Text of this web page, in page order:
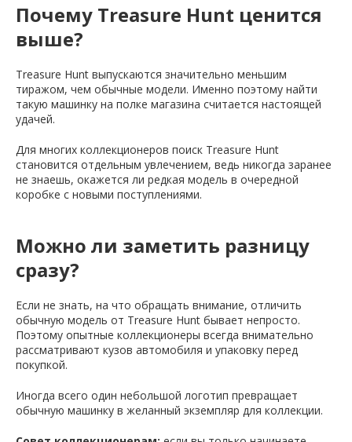
Почему Treasure Hunt ценится
выше?
Treasure Hunt выпускаются значительно меньшим
тиражом, чем обычные модели. Именно поэтому найти
такую машинку на полке магазина считается настоящей
удачей.
Для многих коллекционеров поиск Treasure Hunt
становится отдельным увлечением, ведь никогда заранее
не знаешь, окажется ли редкая модель в очередной
коробке с новыми поступлениями.
Можно ли заметить разницу
сразу?
Если не знать, на что обращать внимание, отличить
обычную модель от Treasure Hunt бывает непросто.
Поэтому опытные коллекционеры всегда внимательно
рассматривают кузов автомобиля и упаковку перед
покупкой.
Иногда всего один небольшой логотип превращает
обычную машинку в желанный экземпляр для коллекции.